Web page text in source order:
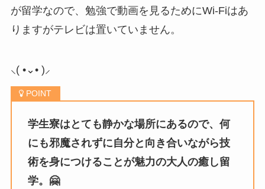
が留学なので、勉強で動画を見るためにWi-Fiはあ
りますがテレビは置いていません。
⸜( •⌄• )⸝
学生寮はとても静かな場所にあるので、何
にも邪魔されずに自分と向き合いながら技
術を身につけることが魅力の大人の癒し留
学。🤗